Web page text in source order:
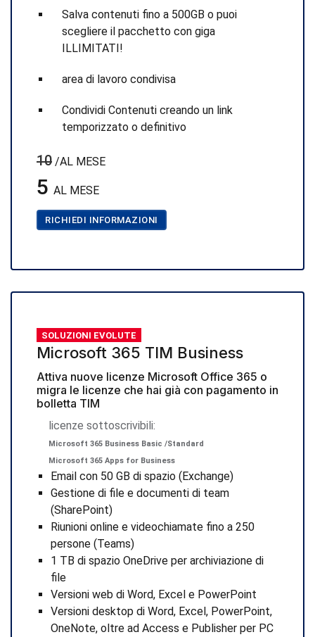
Salva contenuti fino a 500GB o puoi
scegliere il pacchetto con giga
ILLIMITATI!
area di lavoro condivisa
Condividi Contenuti creando un link
temporizzato o definitivo
10 /AL MESE
5 AL MESE
RICHIEDI INFORMAZIONI
SOLUZIONI EVOLUTE
Microsoft 365 TIM Business
Attiva nuove licenze Microsoft Office 365 o
migra le licenze che hai già con pagamento in
bolletta TIM
licenze sottoscrivibili:
Microsoft 365 Business Basic /Standard
Microsoft 365 Apps for Business
Email con 50 GB di spazio (Exchange)
Gestione di file e documenti di team
(SharePoint)
Riunioni online e videochiamate fino a 250
persone (Teams)
1 TB di spazio OneDrive per archiviazione di
file
Versioni web di Word, Excel e PowerPoint
Versioni desktop di Word, Excel, PowerPoint,
OneNote, oltre ad Access e Publisher per PC